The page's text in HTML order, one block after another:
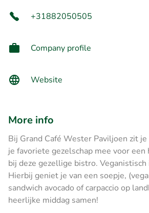
+31882050505
Company profile
Website
More info
Bij Grand Café Wester Paviljoen zit
je favoriete gezelschap mee voor
bij deze gezellige bistro.
Hierbij geniet je van een soepje,
sandwich avocado of carpaccio op
heerlijke middag samen!